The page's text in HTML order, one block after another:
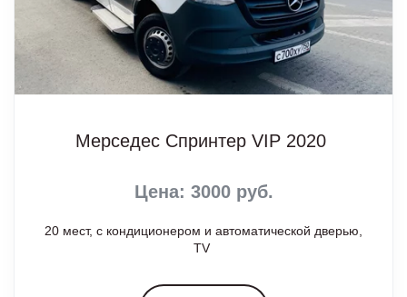
Мерседес Спринтер VIP 2020
Цена: 3000 руб.
20 мест, с кондиционером и автоматической дверью,
TV